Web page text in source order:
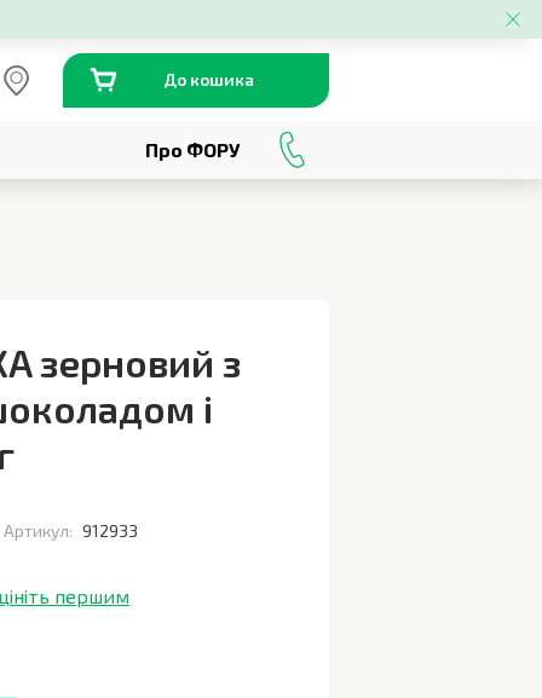
До кошика
Про ФОРУ
зерновий з
і
Артикул: 912933
першим